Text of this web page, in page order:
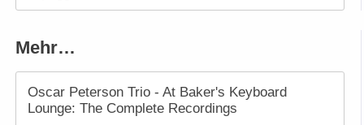
Mehr…
Oscar Peterson Trio - At Baker's Keyboard
Lounge: The Complete Recordings